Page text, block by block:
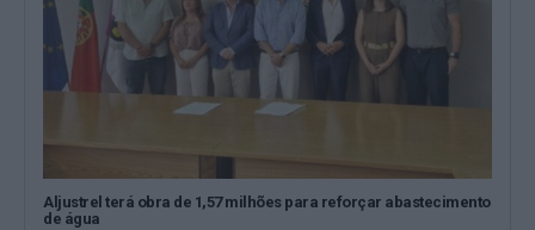
Aljustrel terá obra de 1,57 milhões para reforçar abastecimento
de água